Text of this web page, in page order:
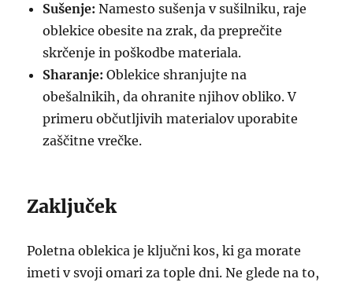
Sušenje: Namesto sušenja v sušilniku, raje
oblekice obesite na zrak, da preprečite
skrčenje in poškodbe materiala.
Sharanje: Oblekice shranjujte na
obešalnikih, da ohranite njihov obliko. V
primeru občutljivih materialov uporabite
zaščitne vrečke.
Zaključek
Poletna oblekica je ključni kos, ki ga morate
imeti v svoji omari za tople dni. Ne glede na to,